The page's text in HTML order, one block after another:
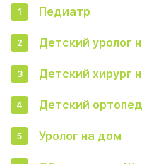
Педиатр
Детский уролог
Детский хирург
Детский
Уролог на дом